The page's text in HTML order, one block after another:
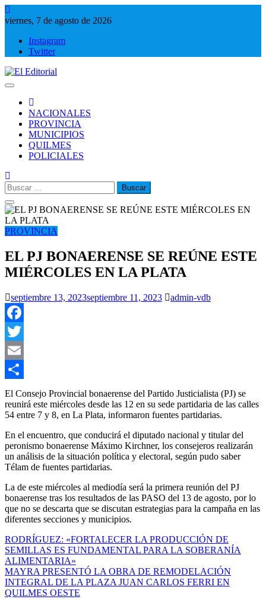
Saltar
al
viernes, 7 de agosto de 2026
Instagram
Twitter
NACIONALES
PROVINCIA
MUNICIPIOS
QUILMES
POLICIALES
Buscar:
PROVINCIA
EL PJ BONAERENSE SE REÚNE ESTE
MIÉRCOLES EN LA PLATA
septiembre 13, 2023septiembre 11, 2023 admin-vdb
Facebook
Twitter
Email
Compartir
El Consejo Provincial bonaerense del Partido Justicialista (PJ) se
reunirá este miércoles desde las 12 en su sede partidaria de las calles
54 entre 7 y 8, en La Plata, informaron fuentes partidarias.
En el encuentro, que conducirá el diputado nacional y titular del
peronismo bonaerense Máximo Kirchner, los consejeros realizarán
un análisis de la situación política y electoral, según pudo saber
Télam de fuentes partidarias.
La de este miércoles al mediodía será la primera reunión del PJ
bonaerense tras los resultados de las PASO del 13 de agosto, por lo
que no se descarta que se discutan estrategias para la campaña en las
diferentes secciones y municipios.
Navegación
de
entradas
RODRÍGUEZ: «FORTALECER LA PRODUCCIÓN DE
SEMILLAS ES FUNDAMENTAL PARA LA SOBERANÍA
ALIMENTARIA»
MAYRA PRESENTÓ LA OBRA DE REMODELACIÓN
INTEGRAL DE LA PLAZA JUAN CARLOS FERRI EN
QUILMES OESTE